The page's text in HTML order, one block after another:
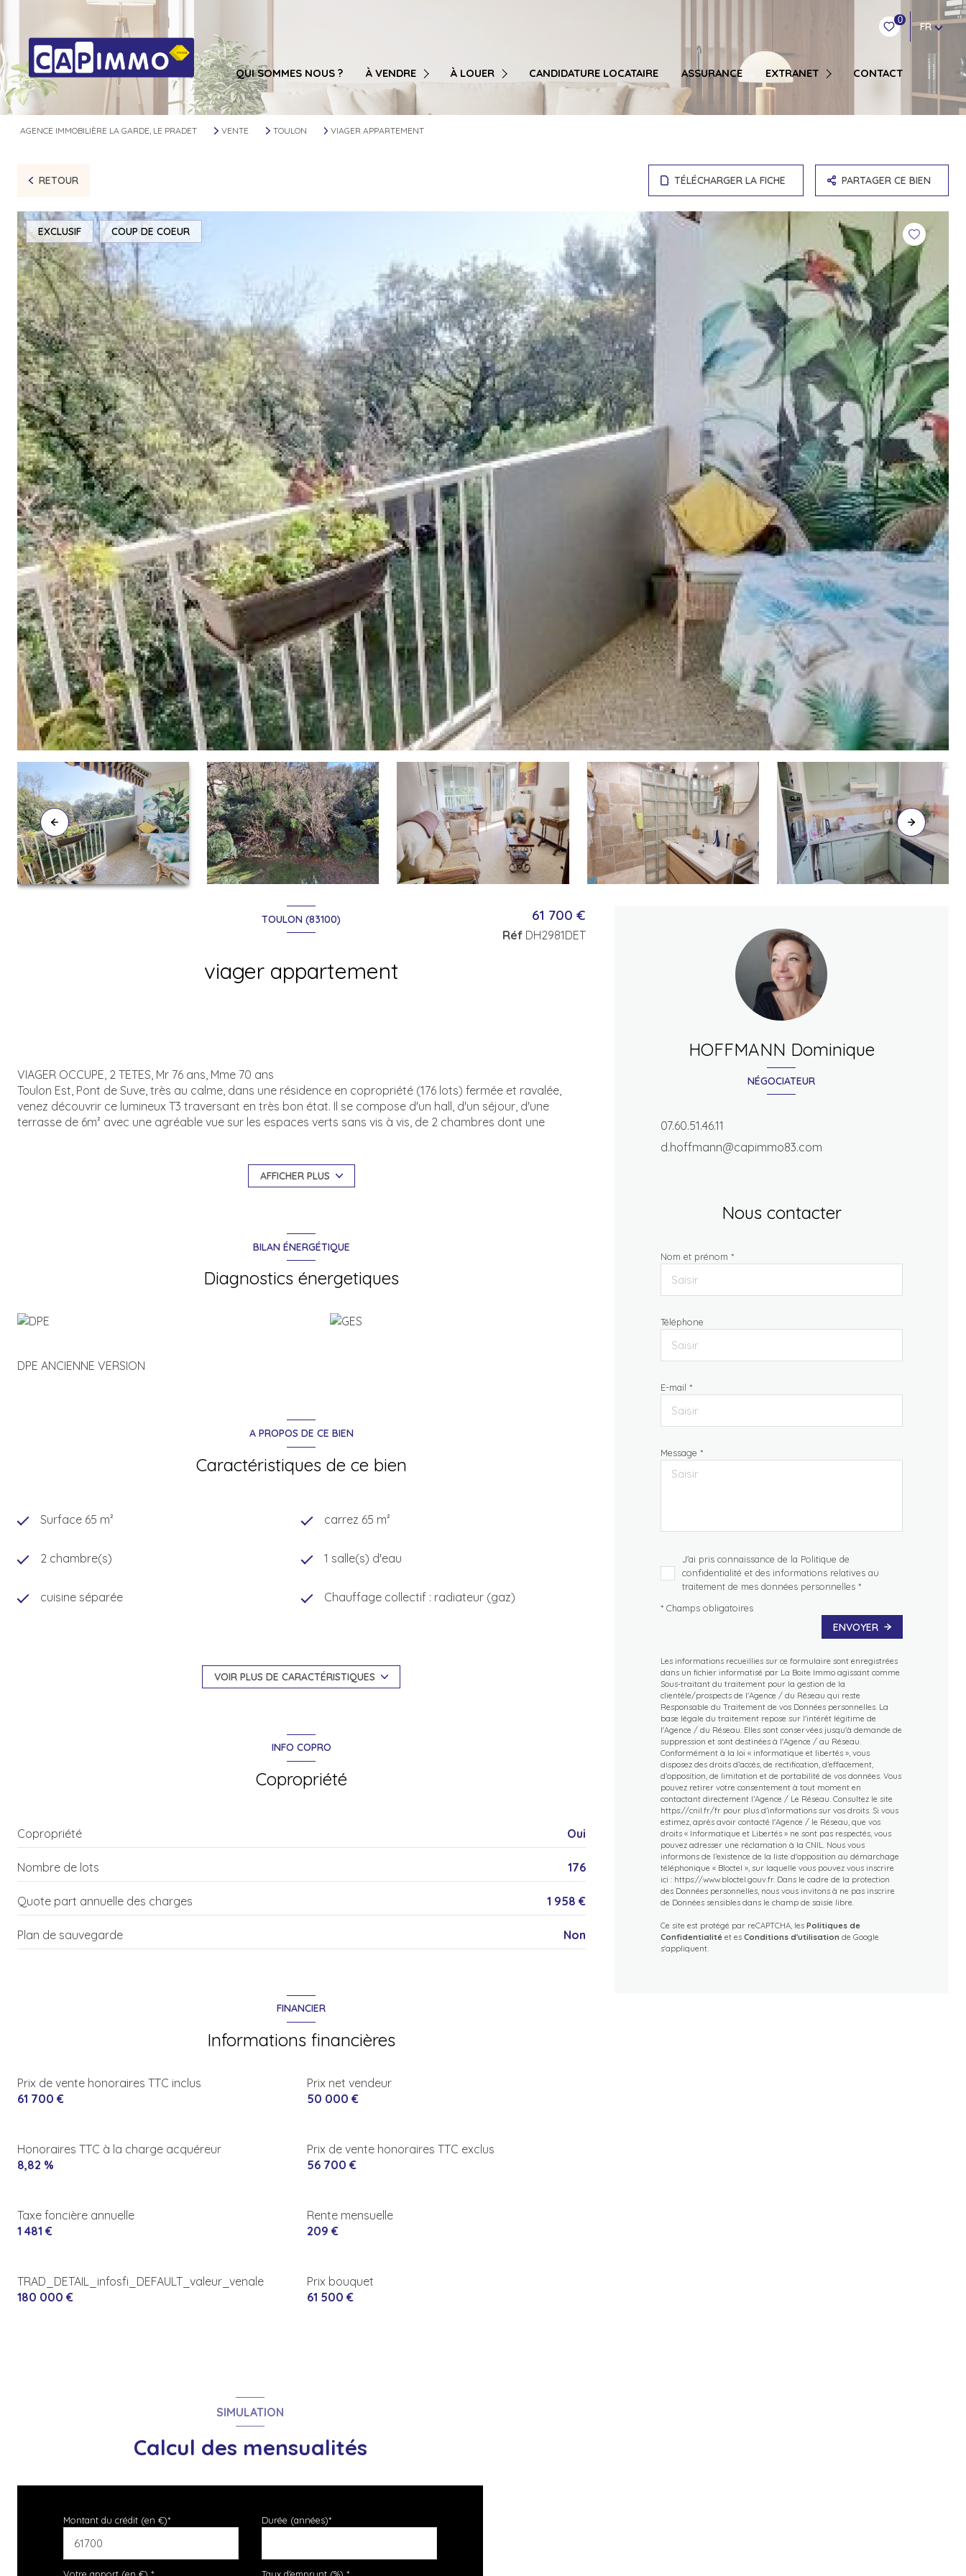
0
FR
QUI SOMMES NOUS ? À VENDRE
T6
À LOUER
T5
T6
CANDIDATURE LOCATAIRE ASSURANCE EXTRANET
COPROPRIÉTAIRE SYNDIC
LOCATION GESTION
TRANSACTION VENTE
CONTACT
AGENCE IMMOBILIÈRE LA GARDE, LE PRADET VENTE TOULON VIAGER APPARTEMENT
RETOUR TÉLÉCHARGER LA FICHE PARTAGER CE BIEN
EXCLUSIF COUP DE COEUR
TOULON (83100)
viager appartement
61 700 €
Réf DH2981DET
VIAGER OCCUPE, 2 TETES, Mr 76 ans, Mme 70 ans
Toulon Est, Pont de Suve, très au calme, dans une résidence en copropriété (176 lots) fermée et ravalée,
venez découvrir ce lumineux T3 traversant en très bon état. Il se compose d'un hall, d'un séjour, d'une
terrasse de 6m² avec une agréable vue sur les espaces verts sans vis à vis, de 2 chambres dont une
163€ (dont eau chaude et froide, ascenseur, chauffage, entretien des communs et espaces verts..).
Charges BOUQUET: 61 700€ + RENTE MENSUELLE: 209€
AFFICHER PLUS
BILAN ÉNERGÉTIQUE
Diagnostics énergetiques
DPE ANCIENNE VERSION
A PROPOS DE CE BIEN
Caractéristiques de ce bien
Surface 65 m² carrez 65 m²
2 chambre(s) 1 salle(s) d'eau
cuisine séparée Chauffage collectif : radiateur (gaz)
7 étage(s)
VOIR PLUS DE CARACTÉRISTIQUES
INFO COPRO
Copropriété
Copropriété Oui
Nombre de lots 176
Quote part annuelle des charges 1 958 €
Plan de sauvegarde Non
FINANCIER
Informations financières
Prix de vente honoraires TTC inclus
61 700 €
Prix net vendeur
50 000 €
Prix de vente honoraires TTC exclus
56 700 €
Honoraires TTC à la charge acquéreur
8,82 %
Taxe foncière annuelle
1 481 €
Rente mensuelle
209 €
TRAD_DETAIL_infosfi_DEFAULT_valeur_venale
180 000 €
Prix bouquet
61 500 €
NÉGOCIATEUR
HOFFMANN Dominique
07.60.51.46.11
d.hoffmann@capimmo83.com
Nous contacter
Nom et prénom *
Téléphone
E-mail *
Message *
J'ai pris connaissance de la Politique de
confidentialité et des informations relatives au
traitement de mes données personnelles *
* Champs obligatoires
ENVOYER
Les informations recueillies sur ce formulaire sont enregistrées
dans un fichier informatisé par La Boite Immo agissant comme
Sous-traitant du traitement pour la gestion de la
clientèle/prospects de l'Agence / du Réseau qui reste
Responsable du Traitement de vos Données personnelles. La
base légale du traitement repose sur l'intérêt légitime de
l'Agence / du Réseau. Elles sont conservées jusqu'à demande de
suppression et sont destinées à l'Agence / au Réseau.
Conformément à la loi « informatique et libertés », vous
disposez des droits d’accès, de rectification, d’effacement,
d’opposition, de limitation et de portabilité de vos données. Vous
pouvez retirer votre consentement à tout moment en
contactant directement l’Agence / Le Réseau. Consultez le site
https://cnil.fr/frpour plus d’informations sur vos droits. Si vous
estimez, après avoir contacté l'Agence / le Réseau, que vos
droits « Informatique et Libertés » ne sont pas respectés, vous
pouvez adresser une réclamation à la CNIL. Nous vous
informons de l’existence de la liste d'opposition au démarchage
téléphonique « Bloctel », sur laquelle vous pouvez vous inscrire
ici : https://www.bloctel.gouv.fr. Dans le cadre de la protection
des Données personnelles, nous vous invitons à ne pas inscrire
de Données sensibles dans le champ de saisie libre.
Ce site est protégé par reCAPTCHA, les Politiques de
Confidentialitéet es Conditions d'utilisation de Google
s'appliquent.
SIMULATION
Calcul des mensualités
Montant du crédit (en €)* Durée (années)*